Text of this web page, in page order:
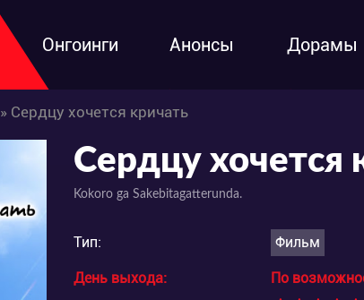
Онгоинги Анонсы Дорамы
» Сердцу хочется кричать
Сердцу хочется
Kokoro ga Sakebitagatterunda.
Тип: Фильм
День выхода:
По